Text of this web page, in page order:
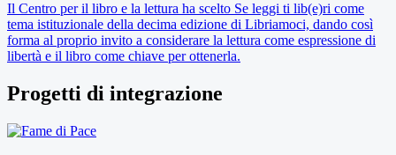
Il Centro per il libro e la lettura ha scelto Se leggi ti lib(e)ri come
tema istituzionale della decima edizione di Libriamoci, dando così
forma al proprio invito a considerare la lettura come espressione di
libertà e il libro come chiave per ottenerla.
Progetti di integrazione